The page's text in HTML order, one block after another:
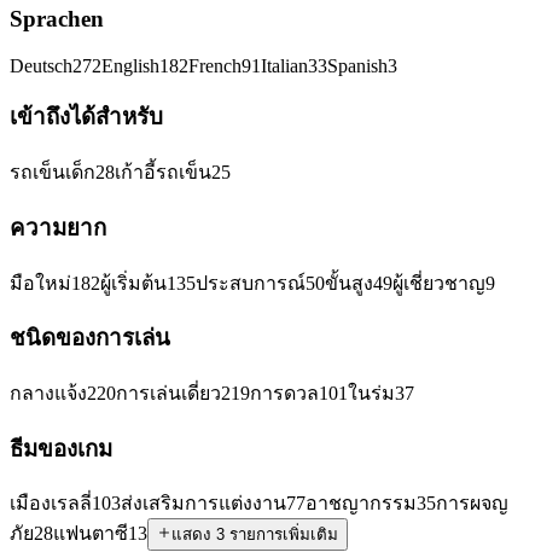
Sprachen
Deutsch272English182French91Italian33Spanish3
เข้าถึงได้สำหรับ
รถเข็นเด็ก28เก้าอี้รถเข็น25
ความยาก
มือใหม่182ผู้เริ่มต้น135ประสบการณ์50ขั้นสูง49ผู้เชี่ยวชาญ9
ชนิดของการเล่น
กลางแจ้ง220การเล่นเดี่ยว219การดวล101ในร่ม37
ธีมของเกม
เมืองเรลลี่103ส่งเสริมการแต่งงาน77อาชญากรรม35การผจญ
ภัย28แฟนตาซี13 แสดง 3 รายการเพิ่มเติม